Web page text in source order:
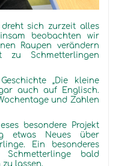
dreht sich zurzeit alles
beobachten wir
Raupen verändern
Schmetterlingen
„Die kleine
auch auf Englisch.
und Zahlen
besondere Projekt
etwas Neues über
Ein besonderes
bald
lassen.